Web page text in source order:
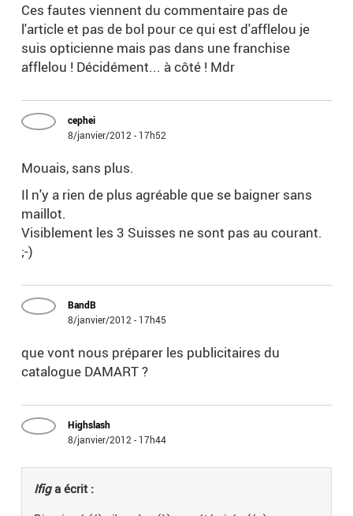
Ces fautes viennent du commentaire pas de
l'article et pas de bol pour ce qui est d'afflelou je
suis opticienne mais pas dans une franchise
afflelou ! Décidément... à côté ! Mdr
cephei
8/janvier/2012 - 17h52
Mouais, sans plus.
Il n'y a rien de plus agréable que se baigner sans
maillot.
Visiblement les 3 Suisses ne sont pas au courant.
;-)
BandB
8/janvier/2012 - 17h45
que vont nous préparer les publicitaires du
catalogue DAMART ?
Highslash
8/janvier/2012 - 17h44
Ifiga écrit :